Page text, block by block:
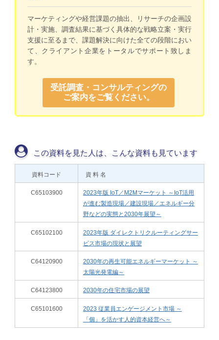
マーケティングや経営課題の抽出、リサーチの企画設
計・実施、調査結果に基づく具体的な戦略立案・実行
支援に至るまで、課題解決に向けた全ての段階におい
て、クライアント企業をトータルでサポート致しま
す。
受託調査・コンサルティングの
ご案内をご覧ください。
この資料を見た人は、こんな資料も見ています
資料コード 資 料 名
C65103900
2023年版 IoT／M2Mマーケット ～IoT活用
が進む製造現場／建設現場／エネルギー分
野などの実態と2030年展望～
C65102100
2023年版 ダイレクトリクルーティングサー
ビス市場の現状と展望
C64120900
2030年の再生可能エネルギーマーケット ～
太陽光発電編～
C64123800 2030年の住宅市場の展望
C65101600
2023 従業員エンゲージメント市場 ～
「個」を活かす人的資本経営へ～